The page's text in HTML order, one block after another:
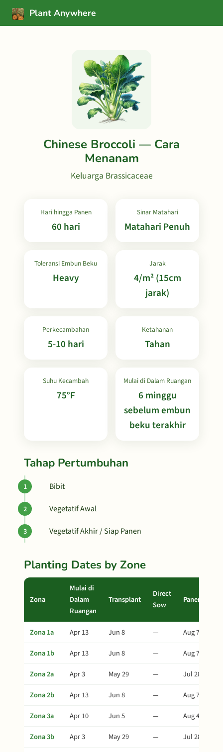
Plant Anywhere
Chinese Broccoli — Cara
Menanam
Keluarga Brassicaceae
Hari hingga Panen
60 hari
Sinar Matahari
Matahari Penuh
Toleransi Embun Beku
Heavy
Jarak
4/m² (15cm
jarak)
Perkecambahan
5-10 hari
Ketahanan
Tahan
Suhu Kecambah
75°F
Mulai di Dalam Ruangan
6 minggu
sebelum embun
beku terakhir
Tahap Pertumbuhan
Bibit
Vegetatif Awal
Vegetatif Akhir / Siap Panen
Planting Dates by Zone
Zona
Mulai di
Dalam
Ruangan
Transplant
Direct
Sow
Panen
Zona 1a Apr 13 Jun 8 —
Aug 7
Zona 1b
Apr 13 Jun 8 —
Aug 7
Zona 2a
Apr 3 May 29 —
Jul 28
Zona 2b
Apr 13 Jun 8 —
Aug 7
Zona 3a
Apr 10 Jun 5 —
Aug 4
Zona 3b
Apr 3 May 29 —
Jul 28